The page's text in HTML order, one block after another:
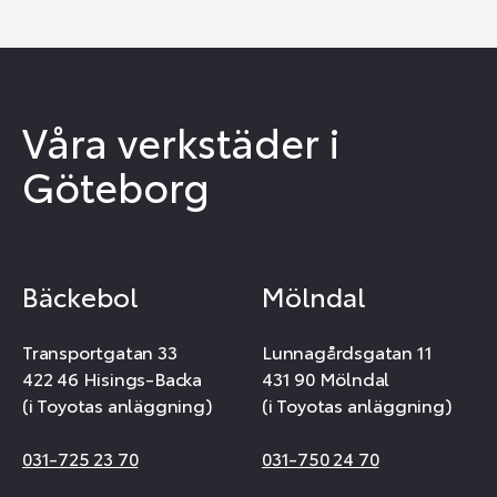
Våra verkstäder i
Göteborg
Bäckebol
Transportgatan 33
422 46 Hisings-Backa
(i Toyotas anläggning)
031-725 23 70
Mölndal
Lunnagårdsgatan 11
431 90 Mölndal
(i Toyotas anläggning)
031-750 24 70